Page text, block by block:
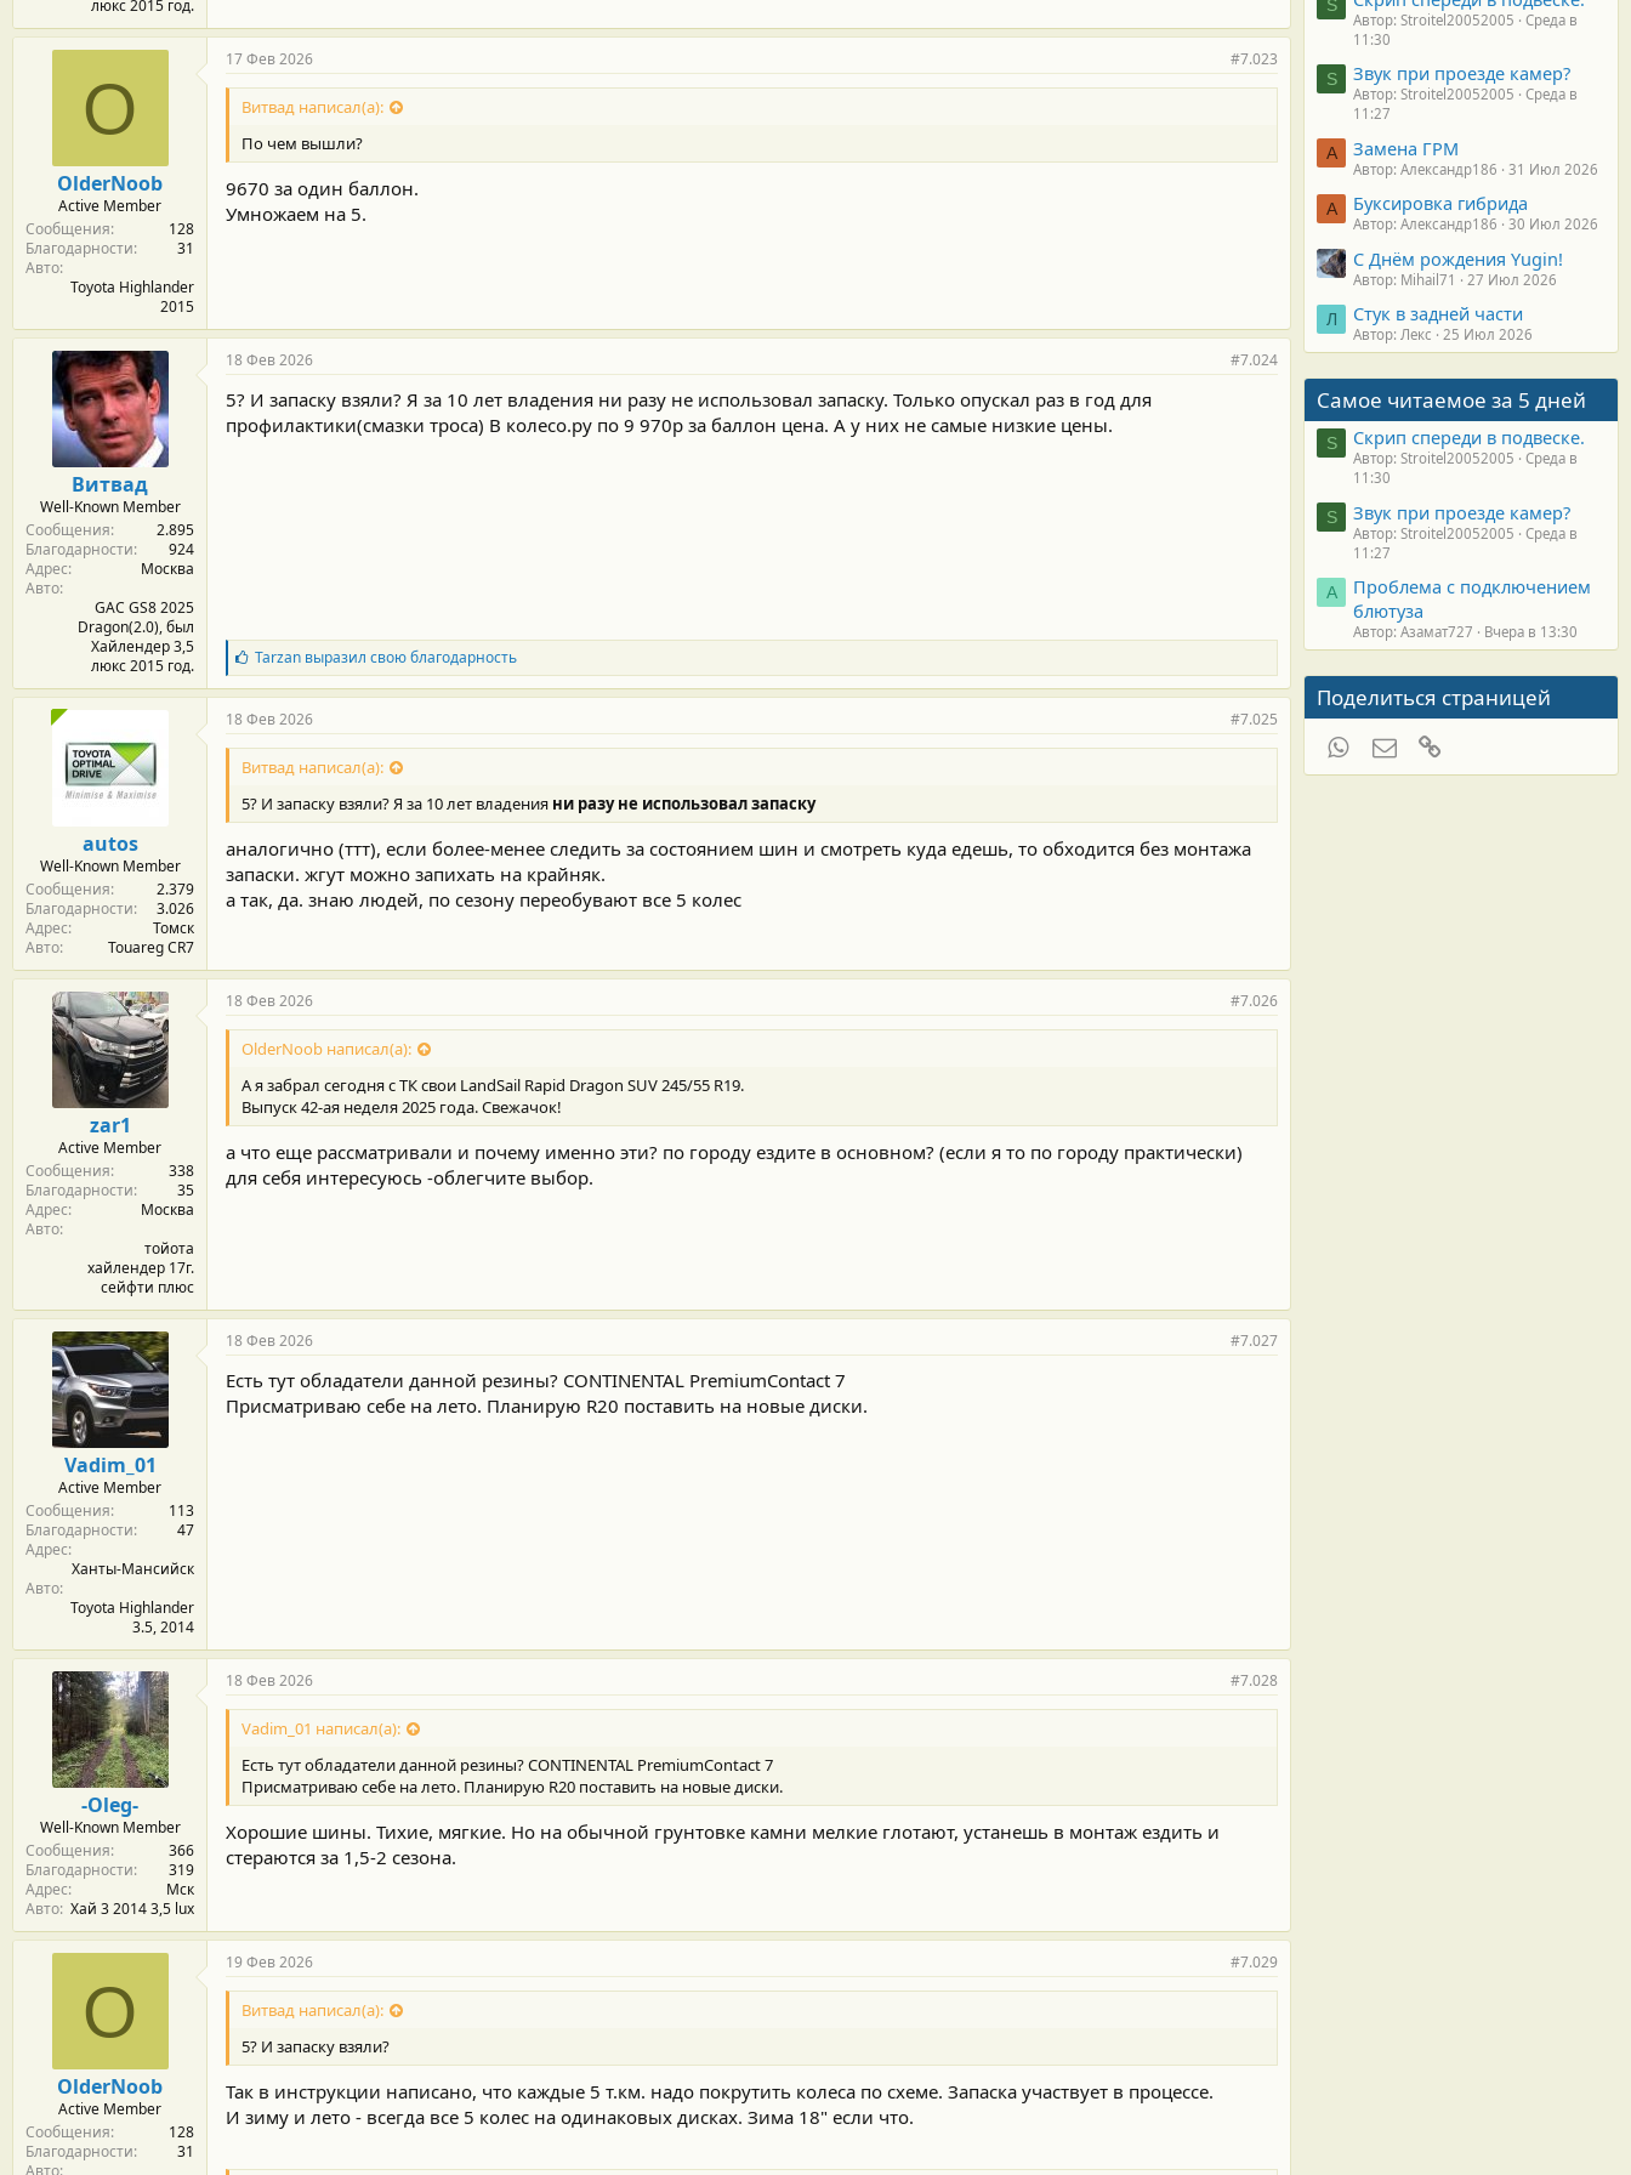
люкс 2015 год.
O
OlderNoob
Active Member
Сообщения
128
Благодарности
31
Авто
Toyota Highlander
2015
17 Фев 2026 #7.023
Витвад написал(а):
По чем вышли?
9670 за один баллон.
Умножаем на 5.
Витвад
Well-Known Member
Сообщения
2.895
Благодарности
924
Адрес
Москва
Авто
GAC GS8 2025
Dragon(2.0), был
Хайлендер 3,5
люкс 2015 год.
18 Фев 2026 #7.024
5? И запаску взяли? Я за 10 лет владения ни разу не использовал запаску. Только опускал раз в год для
профилактики(смазки троса) В колесо.ру по 9 970р за баллон цена. А у них не самые низкие цены.
Б
л
а
г
о
д
а
н
с
т
:
Tarzanвыразил свою благодарность
autos
Well-Known Member
Сообщения
2.379
Благодарности
3.026
Адрес
Томск
Авто
Touareg CR7
18 Фев 2026 #7.025
Витвад написал(а):
5? И запаску взяли? Я за 10 лет владения ни разу не использовал запаску
аналогично (ттт), если более-менее следить за состоянием шин и смотреть куда едешь, то обходится без монтажа
запаски. жгут можно запихать на крайняк.
а так, да. знаю людей, по сезону переобувают все 5 колес
zar1
Active Member
Сообщения
338
Благодарности
35
Адрес
Москва
Авто
тойота
хайлендер 17г.
сейфти плюс
18 Фев 2026 #7.026
OlderNoob написал(а):
А я забрал сегодня с ТК свои LandSail Rapid Dragon SUV 245/55 R19.
Выпуск 42-ая неделя 2025 года. Свежачок!
а что еще рассматривали и почему именно эти? по городу ездите в основном? (если я то по городу практически)
для себя интересуюсь -облегчите выбор.
Vadim_01
Active Member
Сообщения
113
Благодарности
47
Адрес
Ханты-Мансийск
Авто
Toyota Highlander
3.5, 2014
18 Фев 2026 #7.027
Есть тут обладатели данной резины? CONTINENTAL PremiumContact 7
Присматриваю себе на лето. Планирую R20 поставить на новые диски.
-Oleg-
Well-Known Member
Сообщения
366
Благодарности
319
Адрес
Мск
Авто Хай 3 2014 3,5 lux
18 Фев 2026 #7.028
Vadim_01 написал(а):
Есть тут обладатели данной резины? CONTINENTAL PremiumContact 7
Присматриваю себе на лето. Планирую R20 поставить на новые диски.
Хорошие шины. Тихие, мягкие. Но на обычной грунтовке камни мелкие глотают, устанешь в монтаж ездить и
стераются за 1,5-2 сезона.
O
OlderNoob
Active Member
Сообщения
128
Благодарности
31
Авто
19 Фев 2026 #7.029
Витвад написал(а):
5? И запаску взяли?
Так в инструкции написано, что каждые 5 т.км. надо покрутить колеса по схеме. Запаска участвует в процессе.
И зиму и лето - всегда все 5 колес на одинаковых дисках. Зима 18" если что.
S
Автор: Stroitel20052005
Среда в
11:30
S Звук при проезде камер?
Автор: Stroitel20052005
Среда в
11:27
А Замена ГРМ
Автор: Александр186 31 Июл 2026
А Буксировка гибрида
Автор: Александр186 30 Июл 2026
С Днём рождения Yugin!
Автор: Mihail71 27 Июл 2026
Л Стук в задней части
Автор: Лекс 25 Июл 2026
Самое читаемое за 5 дней
S Скрип спереди в подвеске.
Автор: Stroitel20052005
Среда в
11:30
S Звук при проезде камер?
Автор: Stroitel20052005
Среда в
11:27
А
Проблема с подключением
блютуза
Автор: Азамат727 Вчера в 13:30
Поделиться страницей
WhatsAppЭлектронная почта